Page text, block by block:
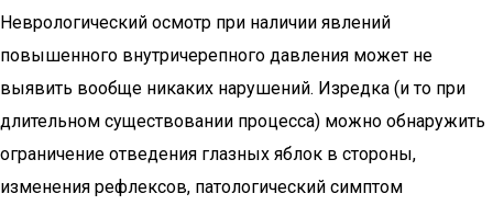
Неврологический осмотр при наличии явлений
повышенного внутричерепного давления может не
выявить вообще никаких нарушений. Изредка (и то при
длительном существовании процесса) можно обнаружить
ограничение отведения глазных яблок в стороны,
изменения рефлексов, патологический симптом